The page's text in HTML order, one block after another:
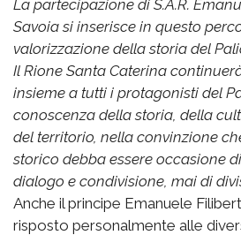
La partecipazione di S.A.R.
Savoia si inserisce in questo
valorizzazione della storia del
Il Rione Santa Caterina
insieme a tutti i protagonisti del
conoscenza della storia, della
del territorio, nella convinzione
storico debba essere occasione
dialogo e condivisione, mai di
Anche il principe Emanuele
risposto personalmente alle